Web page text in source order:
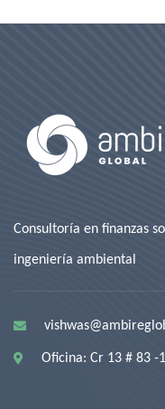
Consultoría en finanzas
ingeniería ambiental
Oficina: Cr 13 # 83 -